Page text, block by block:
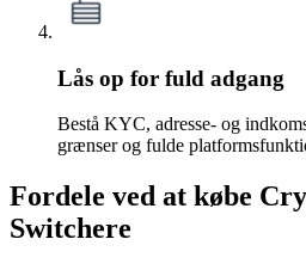
Lås op for fuld adgang
Bestå KYC, adresse- og
grænser og fulde
Fordele ved at købe
Switchere